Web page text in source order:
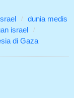
dunia medis
israel
di Gaza